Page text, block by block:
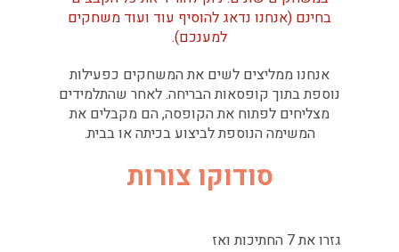
בחינם (אנחנו נדאג להוסיף עוד ועוד משחקים
למענכם).
אנחנו ממליצים לשים את המשחקים כפעילות
נוספת בתוך קופסאות הבריחה. לאחר שהתלמידים
מצליחים לפתוח את הקופסה, הם מקבלים את
המשימה הנוספת לביצוע בכיתה או בבית.
סודוקו צורות
גזרו את 7 החתיכות ואז